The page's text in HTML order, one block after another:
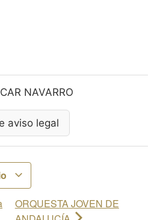
NAVARRO
aviso legal
ORQUESTA JOVEN DE